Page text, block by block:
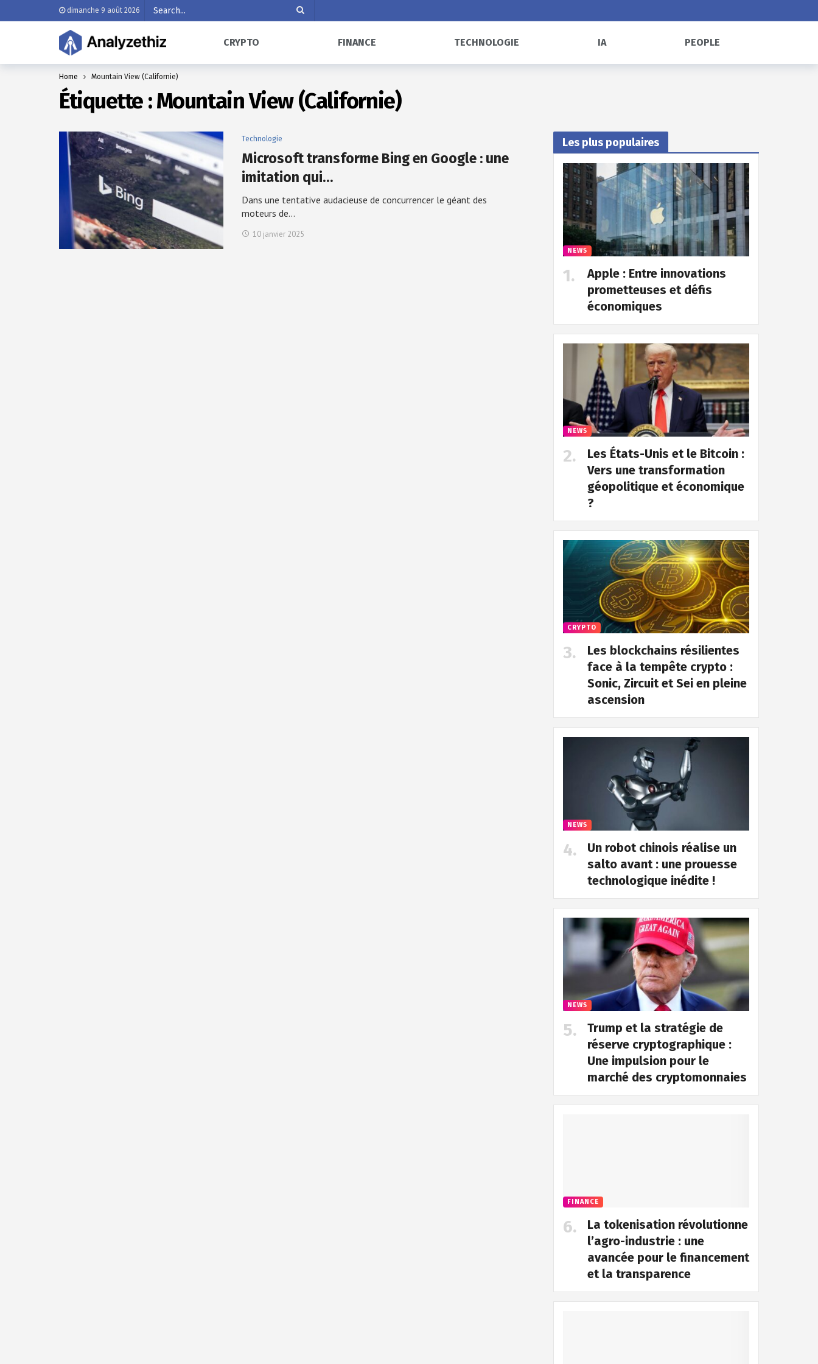
dimanche 9 août 2026
CRYPTO FINANCE TECHNOLOGIE IA PEOPLE
Home Mountain View (Californie)
Étiquette :Mountain View (Californie)
Technologie
Microsoft transforme Bing en Google : une
imitation qui…
Dans une tentative audacieuse de concurrencer le géant des
moteurs de…
10 janvier 2025
Les plus populaires
NEWS
Apple : Entre innovations
prometteuses et défis
économiques
NEWS
Les États-Unis et le Bitcoin :
Vers une transformation
géopolitique et économique
?
CRYPTO
Les blockchains résilientes
face à la tempête crypto :
Sonic, Zircuit et Sei en pleine
ascension
NEWS
Un robot chinois réalise un
salto avant : une prouesse
technologique inédite !
NEWS
Trump et la stratégie de
réserve cryptographique :
Une impulsion pour le
marché des cryptomonnaies
FINANCE
La tokenisation révolutionne
l’agro-industrie : une
avancée pour le financement
et la transparence